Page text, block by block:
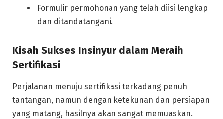
Formulir permohonan yang telah diisi lengkap
dan ditandatangani.
Kisah Sukses Insinyur dalam Meraih
Sertifikasi
Perjalanan menuju sertifikasi terkadang penuh
tantangan, namun dengan ketekunan dan persiapan
yang matang, hasilnya akan sangat memuaskan.